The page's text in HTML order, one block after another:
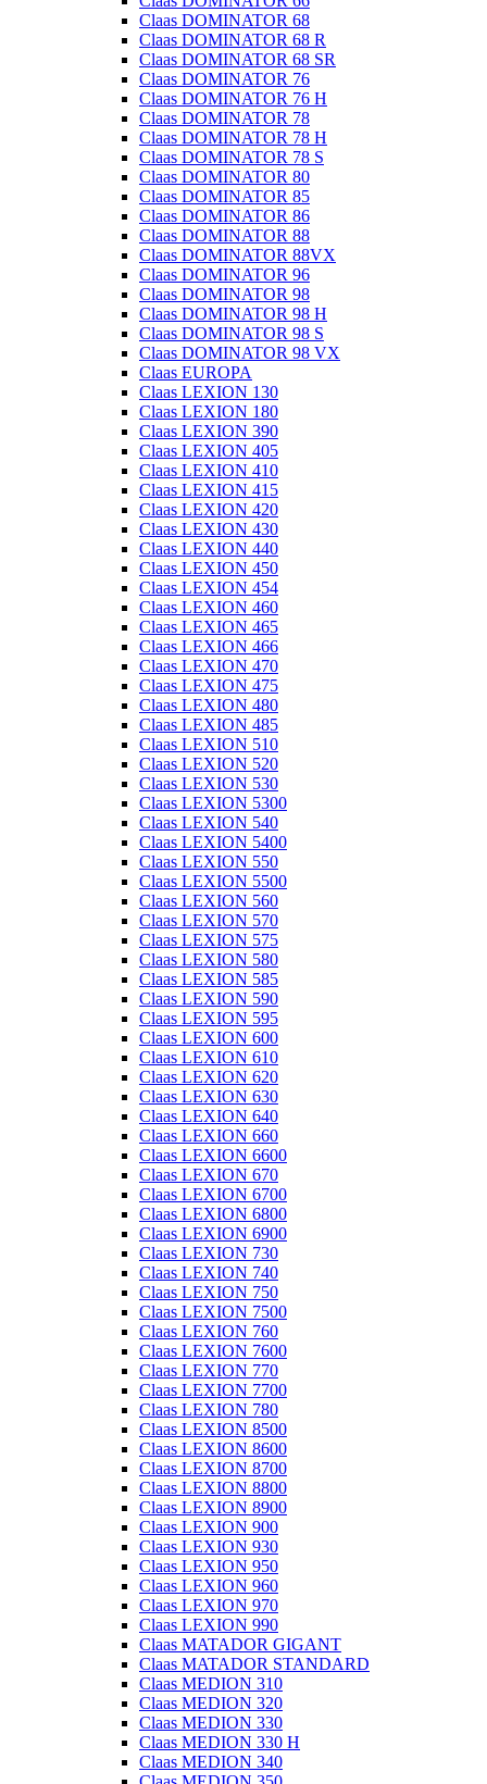
Claas DOMINATOR 68
Claas DOMINATOR 68 R
Claas DOMINATOR 68 SR
Claas DOMINATOR 76
Claas DOMINATOR 76 H
Claas DOMINATOR 78
Claas DOMINATOR 78 H
Claas DOMINATOR 78 S
Claas DOMINATOR 80
Claas DOMINATOR 85
Claas DOMINATOR 86
Claas DOMINATOR 88
Claas DOMINATOR 88VX
Claas DOMINATOR 96
Claas DOMINATOR 98
Claas DOMINATOR 98 H
Claas DOMINATOR 98 S
Claas DOMINATOR 98 VX
Claas EUROPA
Claas LEXION 130
Claas LEXION 180
Claas LEXION 390
Claas LEXION 405
Claas LEXION 410
Claas LEXION 415
Claas LEXION 420
Claas LEXION 430
Claas LEXION 440
Claas LEXION 450
Claas LEXION 454
Claas LEXION 460
Claas LEXION 465
Claas LEXION 466
Claas LEXION 470
Claas LEXION 475
Claas LEXION 480
Claas LEXION 485
Claas LEXION 510
Claas LEXION 520
Claas LEXION 530
Claas LEXION 5300
Claas LEXION 540
Claas LEXION 5400
Claas LEXION 550
Claas LEXION 5500
Claas LEXION 560
Claas LEXION 570
Claas LEXION 575
Claas LEXION 580
Claas LEXION 585
Claas LEXION 590
Claas LEXION 595
Claas LEXION 600
Claas LEXION 610
Claas LEXION 620
Claas LEXION 630
Claas LEXION 640
Claas LEXION 660
Claas LEXION 6600
Claas LEXION 670
Claas LEXION 6700
Claas LEXION 6800
Claas LEXION 6900
Claas LEXION 730
Claas LEXION 740
Claas LEXION 750
Claas LEXION 7500
Claas LEXION 760
Claas LEXION 7600
Claas LEXION 770
Claas LEXION 7700
Claas LEXION 780
Claas LEXION 8500
Claas LEXION 8600
Claas LEXION 8700
Claas LEXION 8800
Claas LEXION 8900
Claas LEXION 900
Claas LEXION 930
Claas LEXION 950
Claas LEXION 960
Claas LEXION 970
Claas LEXION 990
Claas MATADOR GIGANT
Claas MATADOR STANDARD
Claas MEDION 310
Claas MEDION 320
Claas MEDION 330
Claas MEDION 330 H
Claas MEDION 340